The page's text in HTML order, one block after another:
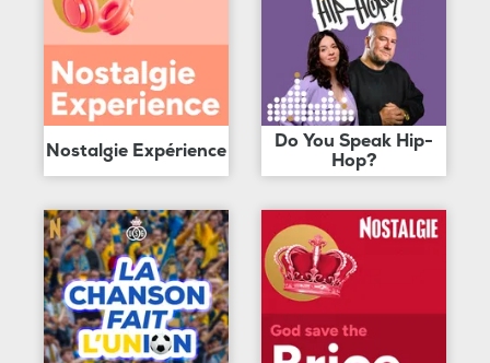
Nostalgie Expérience
Do You Speak Hip-
Hop?